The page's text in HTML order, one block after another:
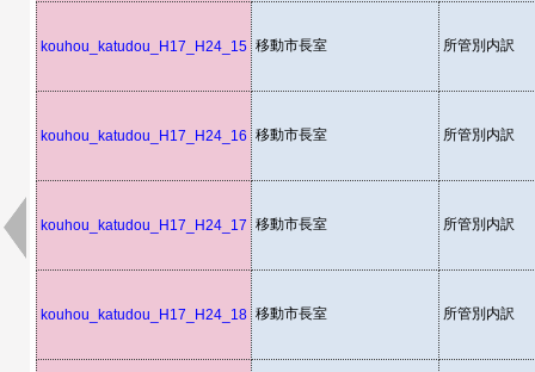
kouhou_katudou_H17_H24_15 移動市長室 所管別内訳
kouhou_katudou_H17_H24_16 移動市長室 所管別内訳
kouhou_katudou_H17_H24_17 移動市長室 所管別内訳
kouhou_katudou_H17_H24_18 移動市長室 所管別内訳